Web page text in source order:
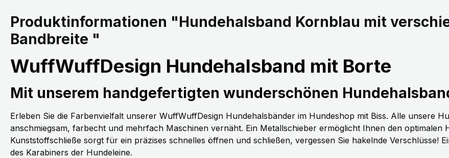
Produktinformationen "Hundehalsband Kornblau mit
Bandbreite "
WuffWuffDesign Hundehalsband mit Borte
Mit unserem handgefertigten wunderschönen
Erleben Sie die Farbenvielfalt unserer WuffWuffDesign Hundehalsbänder im Hundeshop mit Biss. Alle unsere
anschmiegsam, farbecht und mehrfach Maschinen vernäht. Ein Metallschieber ermöglicht Ihnen den optimalen
Kunststoffschließe sorgt für ein präzises schnelles öffnen und schließen, vergessen Sie hakelnde Verschlüsse!
des Karabiners der Hundeleine.